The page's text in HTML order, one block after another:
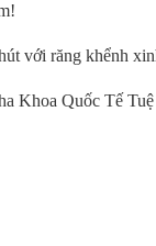
với răng khểnh
Khoa Quốc Tế